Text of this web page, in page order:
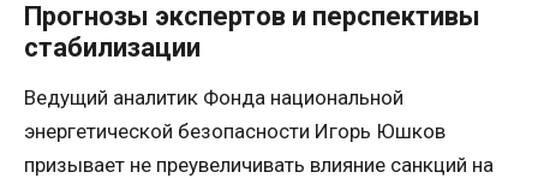
Прогнозы экспертов и перспективы
стабилизации
Ведущий аналитик Фонда национальной
энергетической безопасности Игорь Юшков
призывает не преувеличивать влияние санкций на